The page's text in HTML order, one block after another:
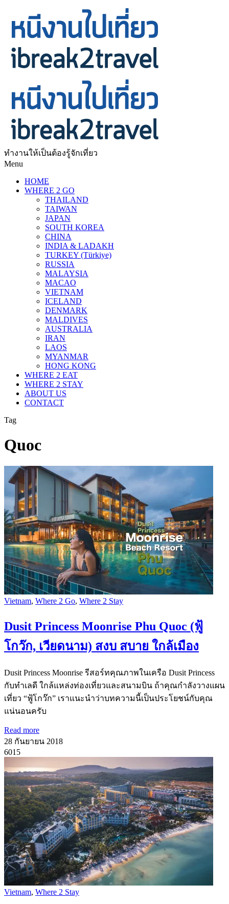
ทำงานให้เป็นต้องรู้จักเที่ยว
Menu
HOME
WHERE 2 GO
THAILAND
TAIWAN
JAPAN
SOUTH KOREA
CHINA
INDIA & LADAKH
TURKEY (Türkiye)
RUSSIA
MALAYSIA
MACAO
VIETNAM
ICELAND
DENMARK
MALDIVES
AUSTRALIA
IRAN
LAOS
MYANMAR
HONG KONG
WHERE 2 EAT
WHERE 2 STAY
ABOUT US
CONTACT
Tag
Quoc
Vietnam, Where 2 Go, Where 2 Stay
Dusit Princess Moonrise Phu Quoc (ฟู้
โกว๊ก, เวียดนาม) สงบ สบาย ใกล้เมือง
Dusit Princess Moonrise รีสอร์ทคุณภาพในเครือ Dusit Princess
กับทำเลดี ใกล้แหล่งท่องเที่ยวและสนามบิน ถ้าคุณกำลังวางแผน
เที่ยว “ฟู้โกว๊ก” เราแนะนำว่าบทความนี้เป็นประโยชน์กับคุณ
แน่นอนครับ
Read more
28 กันยายน 2018
6015
Vietnam, Where 2 Stay